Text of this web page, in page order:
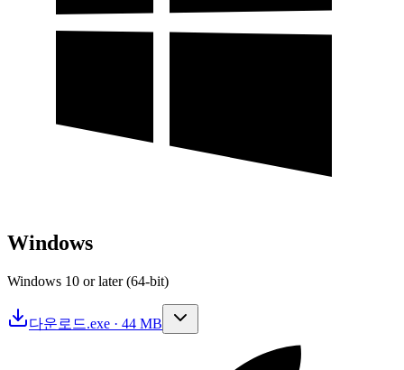
Windows
Windows 10 or later (64-bit)
다운로드.exe · 44 MB